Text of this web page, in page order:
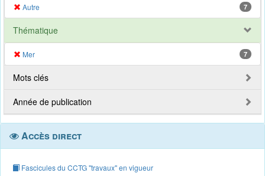
Autre 7
Thématique
Mer 7
Mots clés
Année de publication
Accès direct
Fascicules du CCTG "travaux" en vigueur